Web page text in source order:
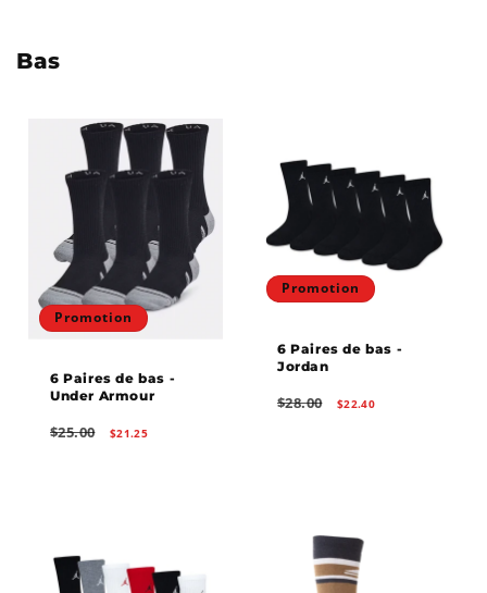
Bas
Promotion
6 Paires de bas -
Under Armour
Prix
$25.00
Prix
$21.25
Promotion
6 Paires de bas -
Jordan
Prix
$28.00
Prix
promotionnel
$22.40